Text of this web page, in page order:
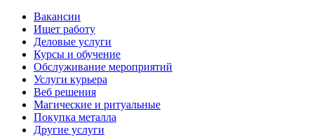
Вакансии
Ищет работу
Деловые услуги
Курсы и обучение
Обслуживание мероприятий
Услуги курьера
Веб решения
Магические и ритуальные
Покупка металла
Другие услуги